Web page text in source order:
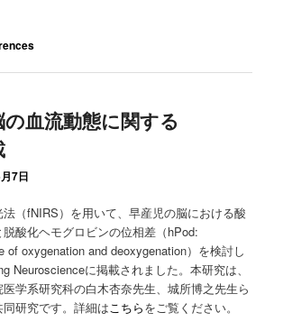
血流動態に関する
7日
（fNIRS）を用いて、早産児の脳における酸
酸化ヘモグロビンの位相差（hPod:
of oxygenation and deoxygenation）を検討し
Neuroscienceに掲載されました。本研究は、
学系研究科の白木杏奈先生、城所博之先生ら
研究です。詳細はこちらをご覧ください。